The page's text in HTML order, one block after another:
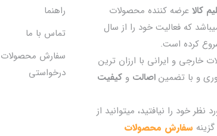
کالا عرضه کننده محصولات
که فعالیت خود را از سال
کرده است.
خارجی و ایرانی با ارزان ترین
و با تضمیناصالتوکیفیت
نظر خود را نیافتید، میتوانید از
سفارش محصولات
راهنما
تماس با ما
سفارش محصولات
درخواستی